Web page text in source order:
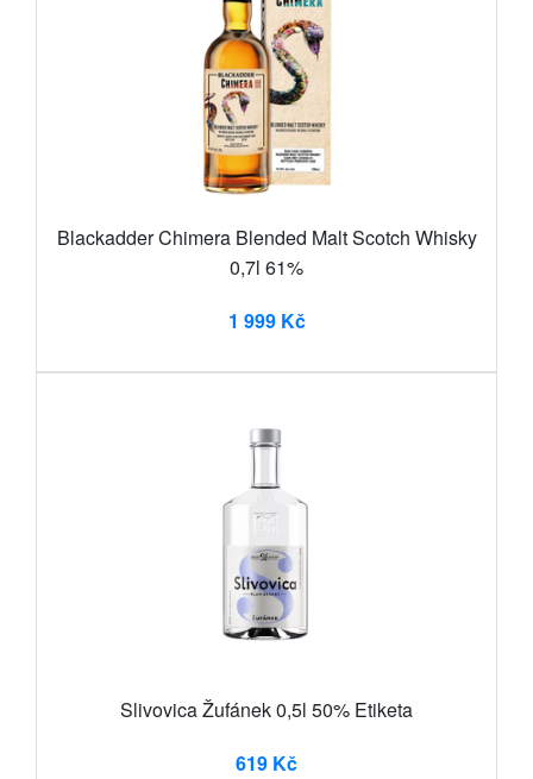
Blackadder Chimera Blended Malt Scotch Whisky
0,7l 61%
1 999 Kč
Slivovica Žufánek 0,5l 50% Etiketa
619 Kč